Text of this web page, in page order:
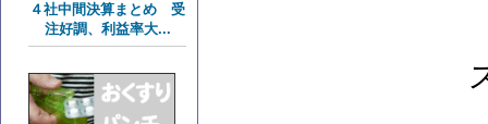
４社中間決算まとめ 受
注好調、利益率大...